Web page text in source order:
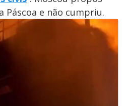
Páscoa e não cumpriu.